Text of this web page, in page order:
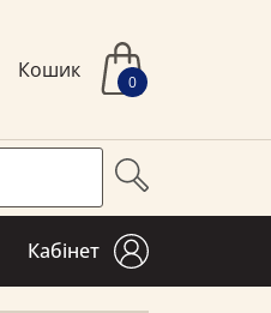
Кошик 0
Кабінет